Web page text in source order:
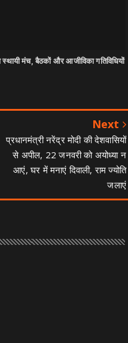
मंच, बैठकों और आजीविका गतिविधियों
Next
प्रधानमंत्री नरेंद्र मोदी की देशवासियों
से अपील, 22 जनवरी को अयोध्या न
आएं, घर में मनाएं दिवाली, राम ज्योति
जलाएं